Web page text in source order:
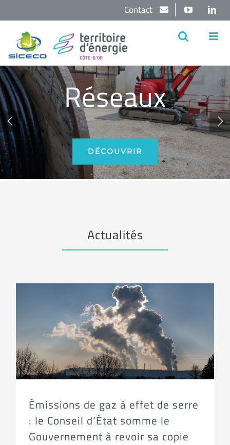
contenu
YouTube
Contact
Réseaux
DÉCOUVRIR
 
Actualités
Émissions de gaz à effet de serre
: le Conseil d’État somme le
Gouvernement à revoir sa copie